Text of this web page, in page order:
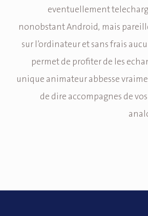
eventuellement
nonobstant Android, mais
sur l’ordinateur et sans frais
permet de profiter de les
unique animateur abbesse
de dire accompagnes de